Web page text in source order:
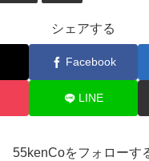
シェアする
Facebook
LINE
55kenCoをフォローす